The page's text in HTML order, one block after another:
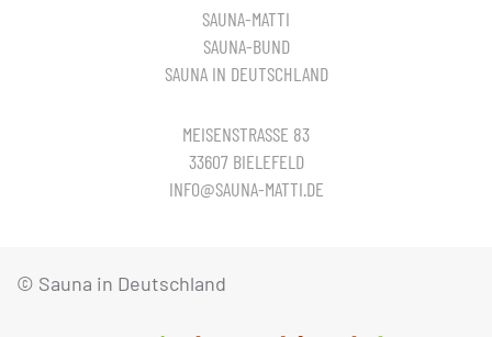
SAUNA-MATTI
SAUNA-BUND
SAUNA IN DEUTSCHLAND
MEISENSTRASSE 83
33607 BIELEFELD
INFO@SAUNA-MATTI.DE
© Sauna in Deutschland